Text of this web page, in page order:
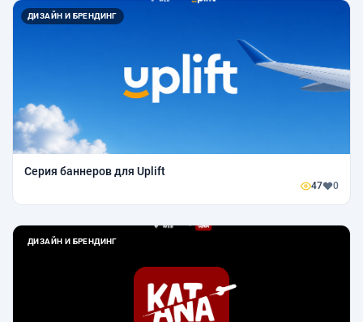
ДИЗАЙН И БРЕНДИНГ
Серия баннеров для Uplift
47 0
ДИЗАЙН И БРЕНДИНГ